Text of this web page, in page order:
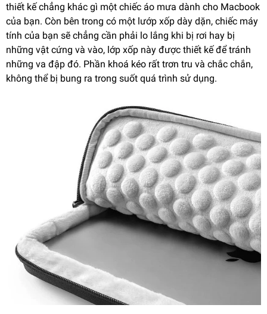
thiết kế chẳng khác gì một chiếc áo mưa dành cho Macbook
của bạn. Còn bên trong có một lướp xốp dày dặn, chiếc máy
tính của bạn sẽ chẳng cần phải lo lắng khi bị rơi hay bị
những vật cứng và vào, lớp xốp này được thiết kế để tránh
những va đập đó. Phần khoá kéo rất trơn tru và chắc chắn,
không thể bị bung ra trong suốt quá trình sử dụng.